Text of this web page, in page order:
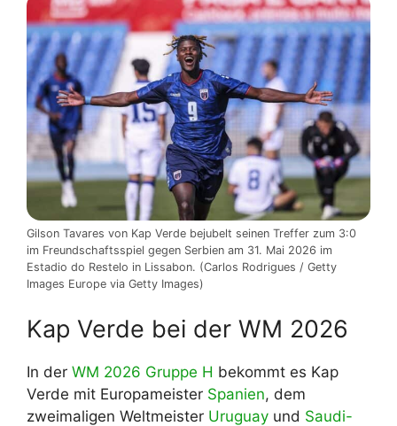
Gilson Tavares von Kap Verde bejubelt seinen Treffer zum 3:0
im Freundschaftsspiel gegen Serbien am 31. Mai 2026 im
Estadio do Restelo in Lissabon. (Carlos Rodrigues / Getty
Images Europe via Getty Images)
Kap Verde bei der WM 2026
In der WM 2026 Gruppe H bekommt es Kap
Verde mit Europameister Spanien, dem
zweimaligen Weltmeister Uruguay und Saudi-